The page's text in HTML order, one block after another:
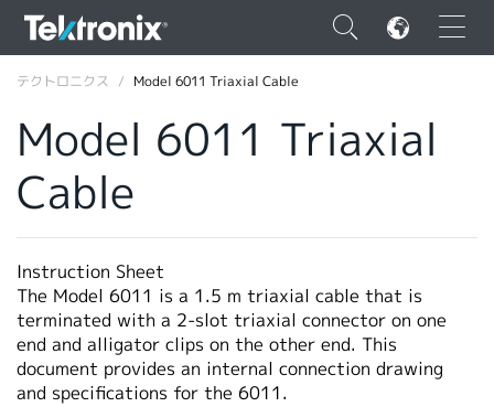
×
ENGLISH
DEUTSCH
VIỆT NAM
简体中文
テクトロニクス Model 6011 Triaxial Cable
Model 6011 Triaxial
Cable
Instruction Sheet
The Model 6011 is a 1.5 m triaxial cable that is
terminated with a 2-slot triaxial connector on one
end and alligator clips on the other end. This
document provides an internal connection drawing
and specifications for the 6011.